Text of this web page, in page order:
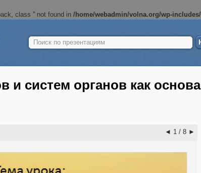
class '' not found in /home/webadmin/volna.org/wp-
Найти:
и систем органов как основа
◄ 1 / 8 ►